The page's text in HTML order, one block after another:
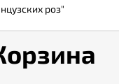
роз"